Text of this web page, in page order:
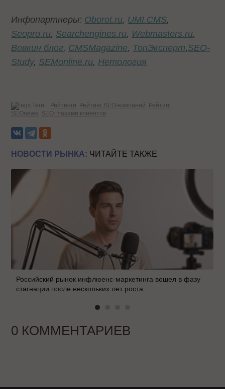
Инфопартнеры: Oborot.ru, UMI.CMS,
Seopro.ru, Searchengines.ru, Webmasters.ru,
Вовкин блог, CMSMagazine, ТопЭксперт,SEO-
Study, SEMonline.ru, Нетология
Теги: Рейтинги Рейтинг SEO-компаний
Рейтинг
SEOnews
SEO глазами клиентов
НОВОСТИ РЫНКА: ЧИТАЙТЕ ТАКЖЕ
Российский рынок инфлюенс-маркетинга вошел в фазу
стагнации после нескольких лет роста
0 КОММЕНТАРИЕВ